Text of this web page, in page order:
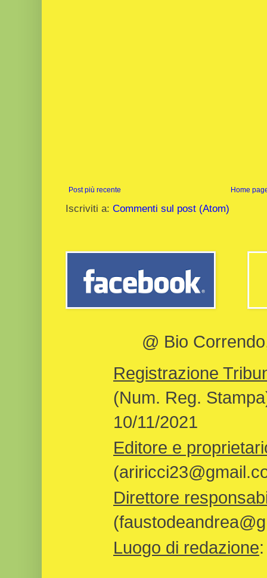
Post più recente Home
Iscriviti a: Commenti sul post (Atom)
@ Bio
Registrazione
(Num. Reg.
10/11/2021
Editore e
Direttore
Luogo di redazione